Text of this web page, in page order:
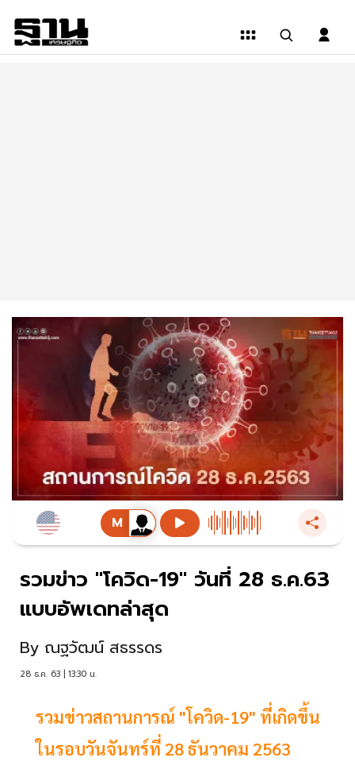
รวมข่าว "โควิด-19" วันที่ 28 ธ.ค.63
แบบอัพเดทล่าสุด
By ณฐวัฒน์ สธรรดร
28 ธ.ค. 63 | 13:30 น.
รวมข่าวสถานการณ์ "โควิด-19" ที่เกิดขึ้น
ในรอบวันจันทร์ที่ 28 ธันวาคม 2563